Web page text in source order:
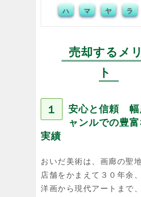
ハ マ ヤ ラ
売却するメ
ト
１
安心と信頼 幅
ャンルでの豊
実績
おいだ美術は、画廊の聖
店舗をかまえて３０年余
洋画から現代アートまで